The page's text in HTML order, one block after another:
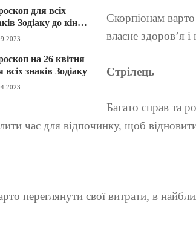
для всіх
Зодіаку до кінця
на 26 квітня
всіх знаків Зодіаку
Скорпіонам
власне здоров’я
Стрілець
Багато справ та
час для відпочинку, щоб
переглянути свої витрати, в